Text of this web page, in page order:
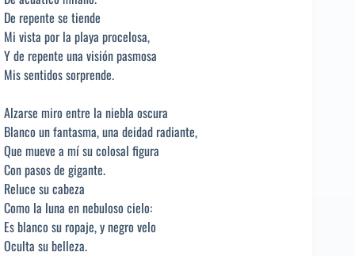
De repente se tiende
Mi vista por la playa procelosa,
Y de repente una visión pasmosa
Mis sentidos sorprende.
Alzarse miro entre la niebla oscura
Blanco un fantasma, una deidad radiante,
Que mueve a mí su colosal figura
Con pasos de gigante.
Reluce su cabeza
Como la luna en nebuloso cielo:
Es blanco su ropaje, y negro velo
Oculta su belleza.